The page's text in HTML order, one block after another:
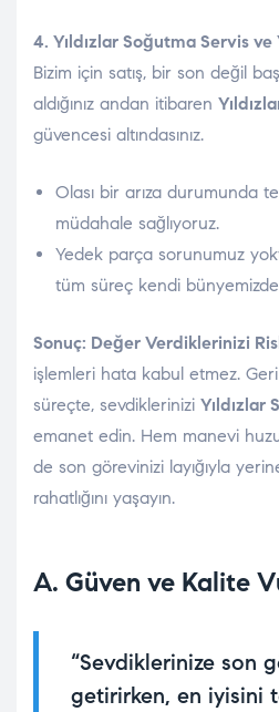
4. Yıldızlar Soğutma Servis
Bizim için satış, bir son değil
aldığınız andan itibaren
güvencesi altındasınız.
Olası bir arıza durumunda
müdahale sağlıyoruz.
Yedek parça sorunumuz
tüm süreç kendi
Sonuç: Değer Verdiklerinizi
işlemleri hata kabul etmez.
süreçte, sevdiklerinizi Yıldızlar
emanet edin. Hem manevi
de son görevinizi layığıyla
rahatlığını yaşayın.
A. Güven ve Kalite
“Sevdiklerinize son
getirirken, en iyisini